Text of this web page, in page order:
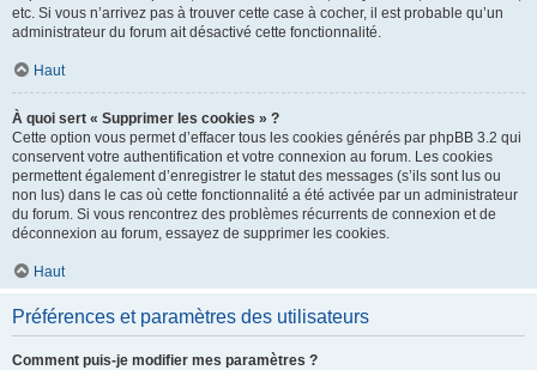
etc. Si vous n’arrivez pas à trouver cette case à cocher, il est probable qu’un
administrateur du forum ait désactivé cette fonctionnalité.
Haut
À quoi sert « Supprimer les cookies » ?
Cette option vous permet d’effacer tous les cookies générés par phpBB 3.2 qui
conservent votre authentification et votre connexion au forum. Les cookies
permettent également d’enregistrer le statut des messages (s’ils sont lus ou
non lus) dans le cas où cette fonctionnalité a été activée par un administrateur
du forum. Si vous rencontrez des problèmes récurrents de connexion et de
déconnexion au forum, essayez de supprimer les cookies.
Haut
Préférences et paramètres des utilisateurs
Comment puis-je modifier mes paramètres ?